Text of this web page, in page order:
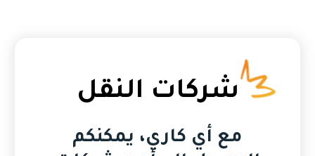
شركات النقل
مع أي كاري، يمكنكم